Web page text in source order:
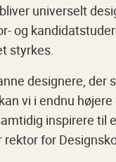
universelt
og
styrkes.
designere,
vi i endnu
inspirere
rektor for